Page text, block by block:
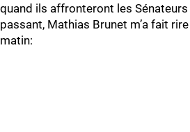
quand ils affronteront les
passant, Mathias Brunet m’a fait
matin: